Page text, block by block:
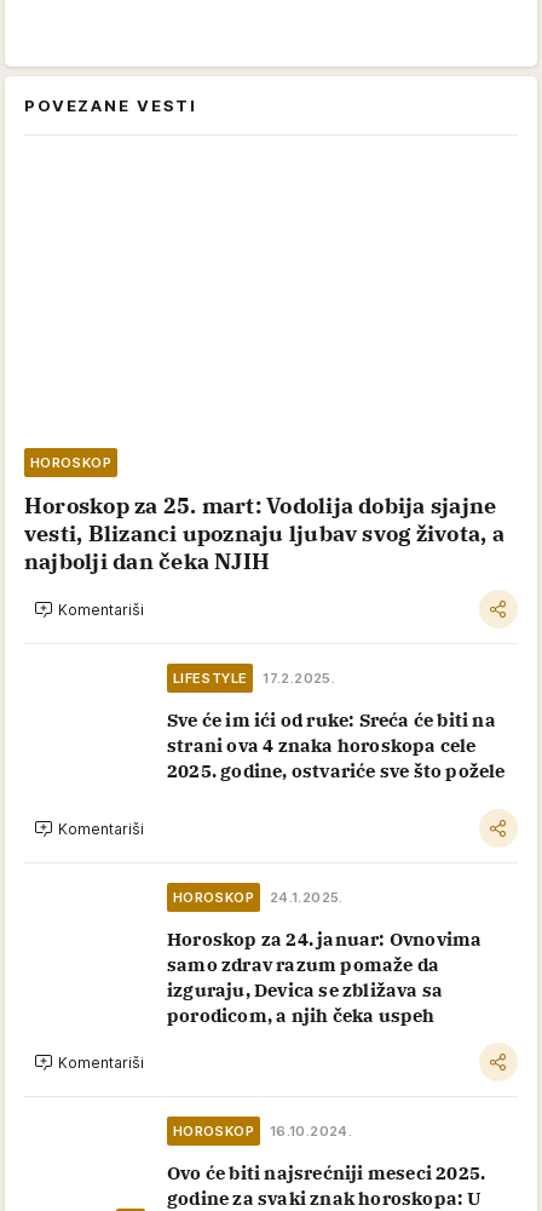
POVEZANE VESTI
HOROSKOP
Horoskop za 25. mart: Vodolija dobija sjajne
vesti, Blizanci upoznaju ljubav svog života, a
najbolji dan čeka NJIH
Komentariši
LIFESTYLE 17.2.2025.
Sve će im ići od ruke: Sreća će biti na
strani ova 4 znaka horoskopa cele
2025. godine, ostvariće sve što požele
Komentariši
HOROSKOP 24.1.2025.
Horoskop za 24. januar: Ovnovima
samo zdrav razum pomaže da
izguraju, Devica se zbližava sa
porodicom, a njih čeka uspeh
Komentariši
HOROSKOP 16.10.2024.
Ovo će biti najsrećniji meseci 2025.
godine za svaki znak horoskopa: U